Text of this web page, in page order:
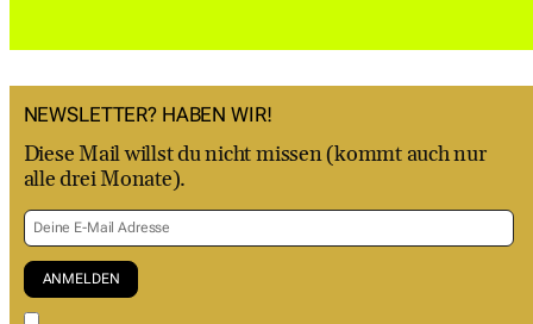
NEWSLETTER? HABEN WIR!
Diese Mail willst du nicht missen (kommt auch nur
alle drei Monate).